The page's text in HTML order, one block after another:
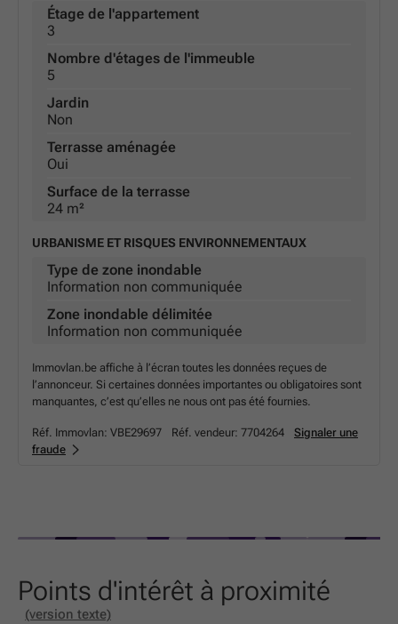
Étage de l'appartement
3
Nombre d'étages de l'immeuble
5
Jardin
Non
Terrasse aménagée
Oui
Surface de la terrasse
24 m²
URBANISME ET RISQUES ENVIRONNEMENTAUX
Type de zone inondable
Information non communiquée
Zone inondable délimitée
Information non communiquée
Immovlan.be affiche à l’écran toutes les données reçues de
l’annonceur. Si certaines données importantes ou obligatoires sont
manquantes, c’est qu’elles ne nous ont pas été fournies.
Réf. Immovlan: VBE29697 Réf. vendeur: 7704264
Signaler une
fraude
Points d'intérêt à proximité
(version texte)